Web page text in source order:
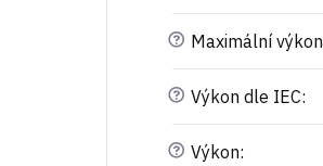
? Maximální výkon
? Výkon dle IEC:
? Výkon: